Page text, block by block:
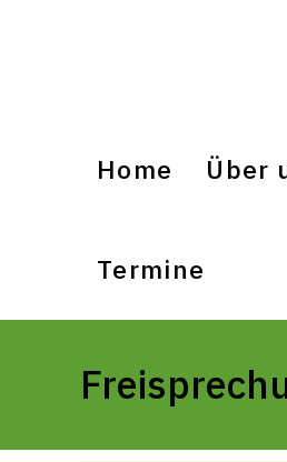
Home Über
Termine